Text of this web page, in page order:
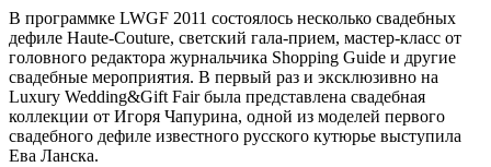
В программке LWGF 2011 состоялось несколько свадебных
дефиле Haute-Couture, светский гала-прием, мастер-класс от
головного редактора журнальчика Shopping Guide и другие
свадебные мероприятия. В первый раз и эксклюзивно на
Luxury Wedding&Gift Fair была представлена свадебная
коллекции от Игоря Чапурина, одной из моделей первого
свадебного дефиле известного русского кутюрье выступила
Ева Ланска.